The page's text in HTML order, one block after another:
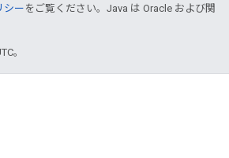
シー をご覧ください。Java は Oracle および関
。